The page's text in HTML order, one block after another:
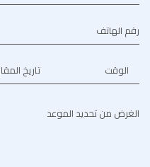
رقم الهاتف
تاريخ الوقت
الغرض من تحديد الموعد